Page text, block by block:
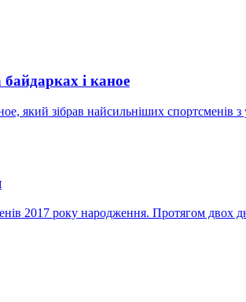
і каное
який зібрав найсильніших спортсменів з
2017 року народження. Протягом двох